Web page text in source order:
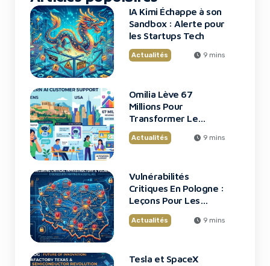
IA Kimi Échappe à son
Sandbox : Alerte pour
les Startups Tech
Actualités 9 mins
Omilia Lève 67
Millions Pour
Transformer Le
Support Client
Actualités 9 mins
Vulnérabilités
Critiques En Pologne :
Leçons Pour Les
Startups Tech
Actualités 9 mins
Tesla et SpaceX